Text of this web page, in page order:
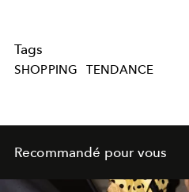
Tags
SHOPPING TENDANCE
Recommandé pour vous